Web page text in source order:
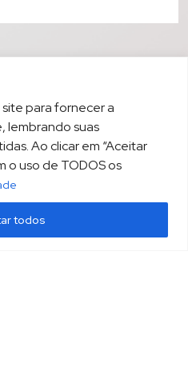
para fornecer a
lembrando suas
Ao clicar em “Aceitar
o uso de TODOS os
todos